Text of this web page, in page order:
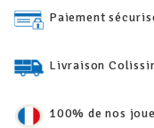
Paiement
Livraison
100% de nos